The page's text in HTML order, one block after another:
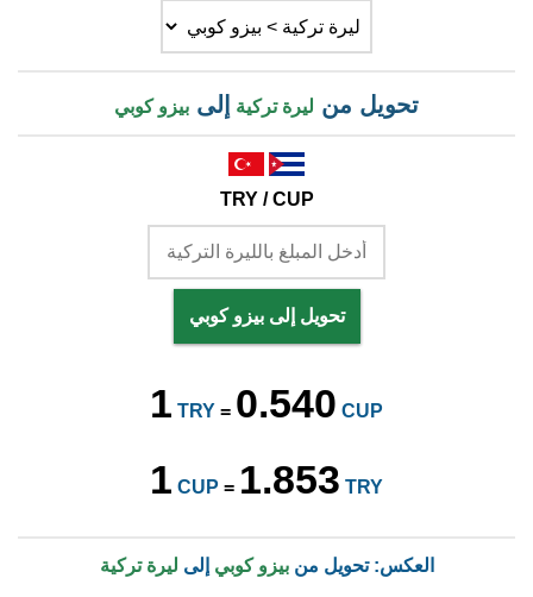
تحويل من ليرة تركية إلى بيزو كوبي
TRY / CUP
تحويل إلى بيزو كوبي
1 TRY = 0.540 CUP
1 CUP = 1.853 TRY
العكس: تحويل منبيزو كوبي إلى ليرة تركية